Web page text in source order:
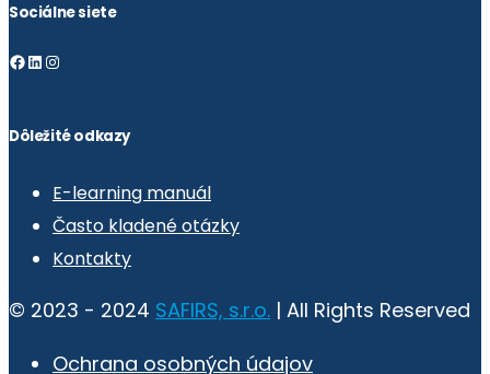
Sociálne siete
Facebook
LinkedIn
Instagram
Dôležité odkazy
E-learning manuál
Často kladené otázky
Kontakty
© 2023 - 2024 SAFIRS, s.r.o. | All Rights Reserved
Ochrana osobných údajov